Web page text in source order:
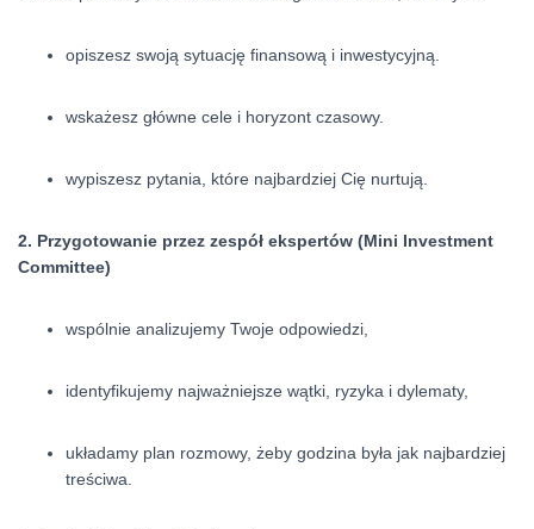
opiszesz swoją sytuację finansową i inwestycyjną.
wskażesz główne cele i horyzont czasowy.
wypiszesz pytania, które najbardziej Cię nurtują.
2. Przygotowanie przez zespół ekspertów (Mini Investment
Committee)
wspólnie analizujemy Twoje odpowiedzi,
identyfikujemy najważniejsze wątki, ryzyka i dylematy,
układamy plan rozmowy, żeby godzina była jak najbardziej
treściwa.